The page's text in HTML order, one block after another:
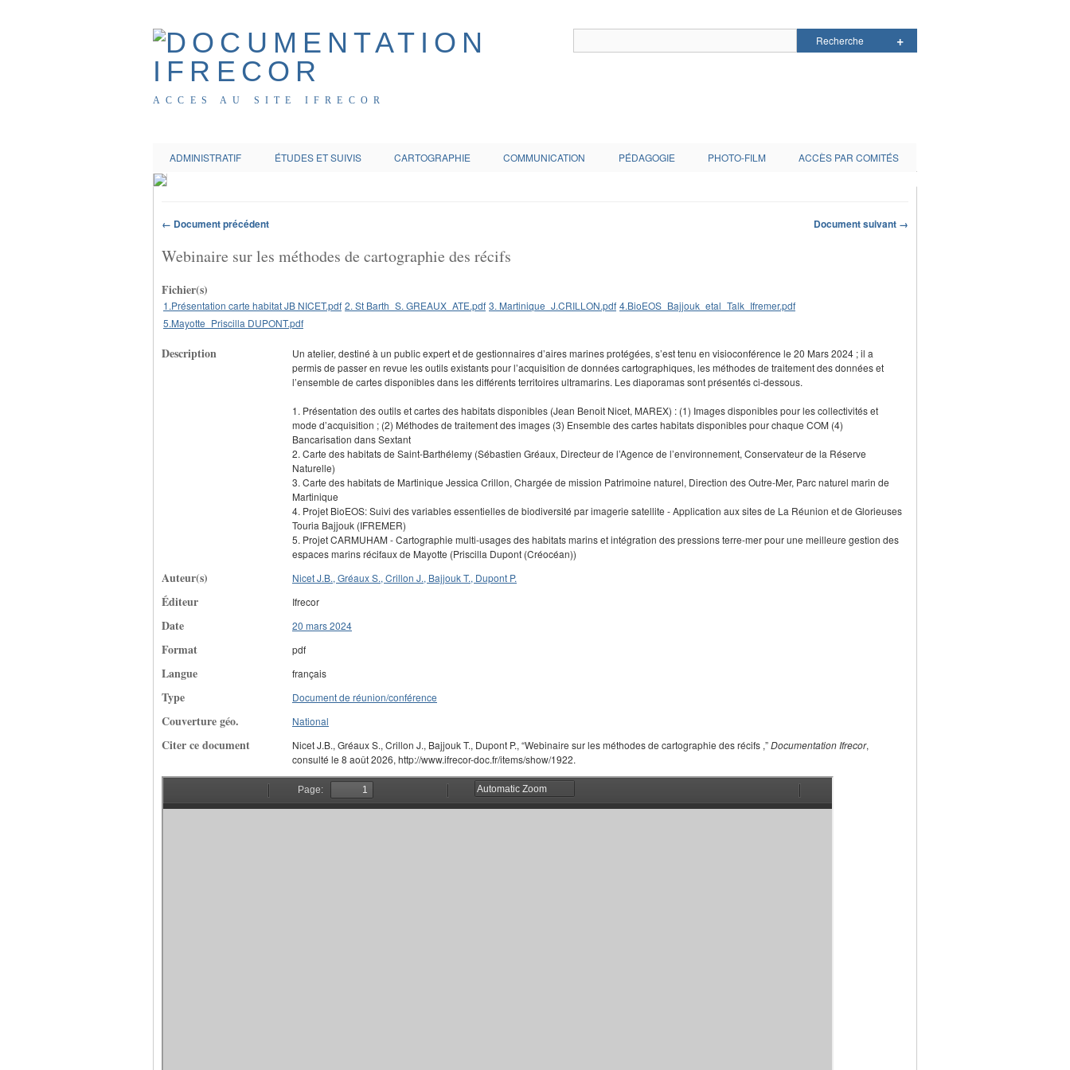
ACCES AU SITE IFRECOR
ADMINISTRATIF ÉTUDES ET SUIVIS CARTOGRAPHIE COMMUNICATION PÉDAGOGIE PHOTO-FILM ACCÈS PAR COMITÉS
← Document précédent Document suivant →
Webinaire sur les méthodes de cartographie des récifs
Fichier(s)
1.Présentation carte habitat JB NICET.pdf 2. St Barth_S. GREAUX_ATE.pdf 3. Martinique_J.CRILLON.pdf 4.BioEOS_Bajjouk_etal_Talk_Ifremer.pdf
5.Mayotte_Priscilla DUPONT.pdf
Description
Un atelier, destiné à un public expert et de gestionnaires d’aires marines protégées, s’est tenu en visioconférence le 20 Mars 2024 ; il a
permis de passer en revue les outils existants pour l’acquisition de données cartographiques, les méthodes de traitement des données et
l’ensemble de cartes disponibles dans les différents territoires ultramarins. Les diaporamas sont présentés ci-dessous.
1. Présentation des outils et cartes des habitats disponibles (Jean Benoit Nicet, MAREX) : (1) Images disponibles pour les collectivités et
mode d’acquisition ; (2) Méthodes de traitement des images (3) Ensemble des cartes habitats disponibles pour chaque COM (4)
Bancarisation dans Sextant
2. Carte des habitats de Saint-Barthélemy (Sébastien Gréaux, Directeur de l’Agence de l’environnement, Conservateur de la Réserve
Naturelle)
3. Carte des habitats de Martinique Jessica Crillon, Chargée de mission Patrimoine naturel, Direction des Outre-Mer, Parc naturel marin de
Martinique
4. Projet BioEOS: Suivi des variables essentielles de biodiversité par imagerie satellite - Application aux sites de La Réunion et de Glorieuses
Touria Bajjouk (IFREMER)
5. Projet CARMUHAM - Cartographie multi-usages des habitats marins et intégration des pressions terre-mer pour une meilleure gestion des
espaces marins récifaux de Mayotte (Priscilla Dupont (Créocéan))
Auteur(s) Nicet J.B., Gréaux S., Crillon J., Bajjouk T., Dupont P.
Éditeur Ifrecor
Date 20 mars 2024
Format pdf
Langue français
Type Document de réunion/conférence
Couverture géo. National
Citer ce document Nicet J.B., Gréaux S., Crillon J., Bajjouk T., Dupont P., “Webinaire sur les méthodes de cartographie des récifs ,”Documentation Ifrecor,
consulté le 8 août 2026, http://www.ifrecor-doc.fr/items/show/1922.